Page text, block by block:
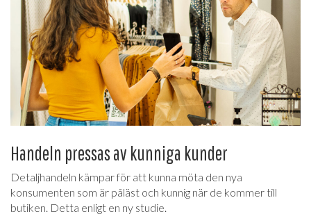
Handeln pressas av kunniga kunder
Detaljhandeln kämpar för att kunna möta den nya
konsumenten som är påläst och kunnig när de kommer till
butiken. Detta enligt en ny studie.